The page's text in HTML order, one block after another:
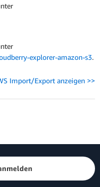
explorer-amazon-s3.
Import/Export anzeigen >>